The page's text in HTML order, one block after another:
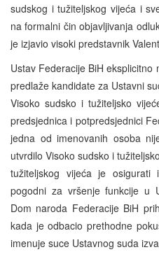
sudskog i tužiteljskog vijeća i
na formalni čin objavljivanja
je izjavio visoki predstavnik
Ustav Federacije BiH
predlaže kandidate za Ustavni
Visoko sudsko i tužiteljsko
predsjednica i potpredsjednici
jedna od imenovanih osoba
utvrdilo Visoko sudsko i
tužiteljskog vijeća je
pogodni za vršenje funkcije u
Dom naroda Federacije BiH
kada je odbacio prethodne
imenuje suce Ustavnog suda